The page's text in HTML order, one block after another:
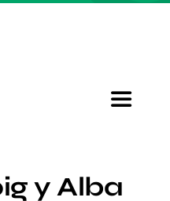
Toggle
y Alba